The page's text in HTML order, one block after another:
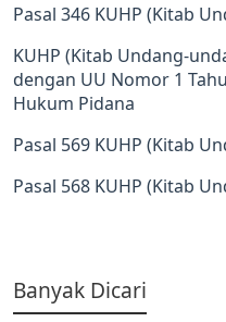
Pasal 346 KUHP (Kitab
KUHP (Kitab Undang-
dengan UU Nomor 1
Hukum Pidana
Pasal 569 KUHP (Kitab
Pasal 568 KUHP (Kitab
Banyak Dicari